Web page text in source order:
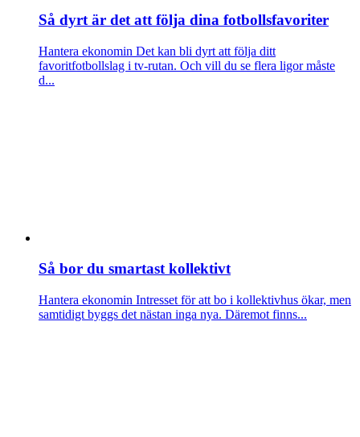
Så dyrt är det att följa dina fotbollsfavoriter
Hantera ekonomin Det kan bli dyrt att följa ditt
favoritfotbollslag i tv-rutan. Och vill du se flera ligor måste
d...
Så bor du smartast kollektivt
Hantera ekonomin Intresset för att bo i kollektivhus ökar, men
samtidigt byggs det nästan inga nya. Däremot finns...